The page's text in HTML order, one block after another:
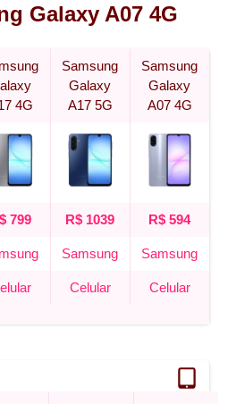
Galaxy A07 4G
4G
Samsung
Galaxy
A17 5G
Samsung
Galaxy
A07 4G
799 R$ 1039 R$ 594
Samsung Samsung
Celular Celular